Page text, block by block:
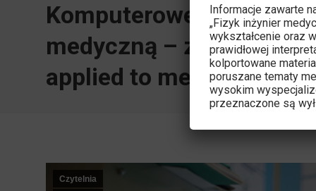
Komputerowe
medyczną – zarys
applied to medical
Czytelnia
Informacje zawarte
„Fizyk inżynier
wykształcenie oraz
prawidłowej
kolportowane
poruszane tematy
wysokim
przeznaczone są